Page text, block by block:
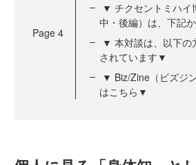
Page 4
▼ チクセントミハイ
中・後編）は、下記
▼ 本対談は、以下の
されています▼
▼ Biz/Zine（ビズジ
はこちら▼